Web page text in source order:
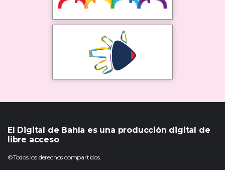
El Digital de Bahía es una producción digital de
libre acceso
©Todos los derechos compartidos.